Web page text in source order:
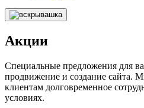
Акции
Специальные предложения для
продвижение и создание сайта.
клиентам долговременное
условиях.